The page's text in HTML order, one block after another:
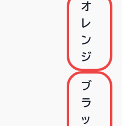
オ
レ
ン
ジ
ブ
ラ
ッ